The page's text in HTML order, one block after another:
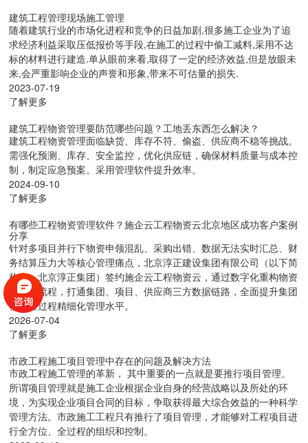
建筑工程管理现场施工管理
随着建筑行业的市场化进程和竞争的日益加剧,很多施工企业为了追
求经济利益采取压低报价等手段,在施工的过程中偷工减料,采用不达
标的材料进行建造.单从眼前来看,取得了一定的经济效益,但是放眼未
来,会严重影响企业的声誉和形象,带来不可估量的损失.
2023-07-19
了解更多
建筑工程物资管理要防范哪些问题？工地丢东西怎么解决？
建筑工程物资管理面临缺货、库存不符、偷盗、供应商不稳等挑战。
需强化预测、库存、安全监控，优化供应链，确保材料质量与成本控
制，制定应急预案。采用管理软件提升效率。
2024-09-10
了解更多
有哪些工程物资管理软件？施企云工程物资云北京地区成功客户案例
分享
针对多项目并行下物资申领混乱、采购出错、数据无法实时汇总、财
务结算压力大等核心管理痛点，北京淳正建设集团有限公司（以下简
称为：北京淳正集团）签约施企云工程物资云，通过数字化重构物资
全业务流程，打通集团、项目、供应商三方数据链路，全面提升集团
物资全过程精细化管理水平。
2026-07-04
了解更多
市政工程施工项目管理中存在的问题及解决方法
市政工程施工管理的革新， 其中重要的一点就是要推行项目管理。
所谓项目管理就是施工企业根据企业自身的经营战略以及所处的环
境，为实现企业项目合同的目标，争取获得最大综合效益的一种科学
管理方法。市政施工工程只有推行了项目管理，才能够对工程项目进
行全方位、全过程的组织和控制。